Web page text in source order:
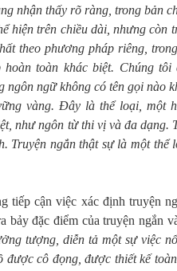
nhận thấy rõ ràng, trong bản
hiện trên chiều dài, nhưng còn
theo phương pháp riêng,
toàn khác biệt. Chúng
ngôn ngữ không có tên gọi nào
vàng. Đây là thể loại, một
như ngôn từ thi vị và đa dạng.
Truyện ngắn thật sự là một thể
tiếp cận việc xác định truyện
bảy đặc điểm của truyện ngắn
tượng, diễn tả một sự việc
được cô đọng, được thiết kế